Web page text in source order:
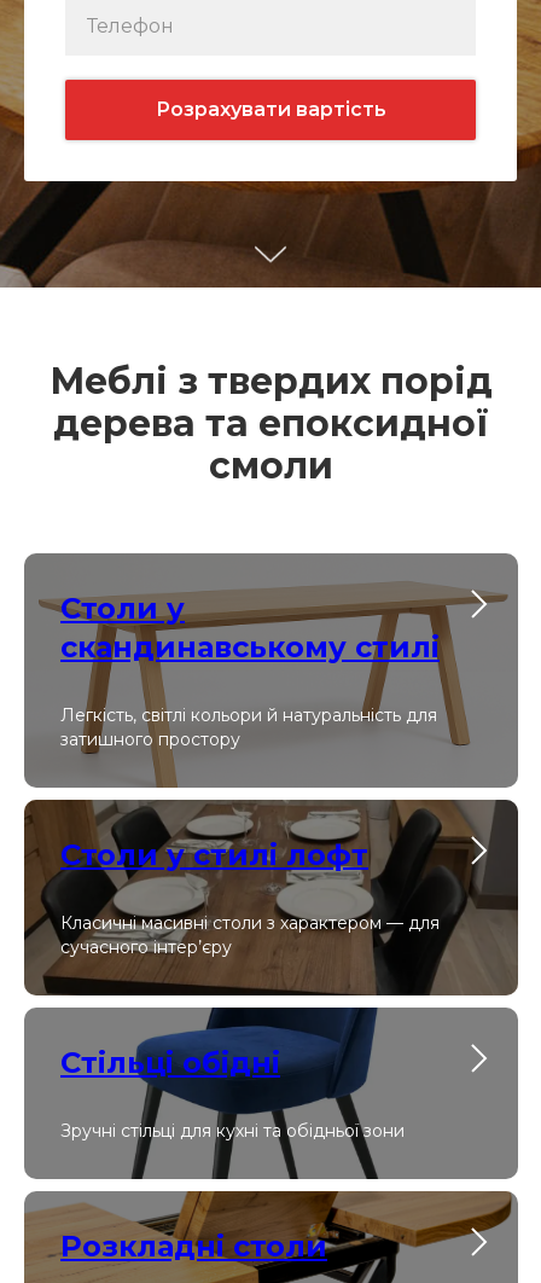
Розрахувати вартість
Меблі з твердих порід
дерева та епоксидної
смоли
Столи у
скандинавському стилі
Легкість, світлі кольори й натуральність для
затишного простору
Столи у стилі лофт
Класичні масивні столи з характером — для
сучасного інтер’єру
Стільці обідні
Зручні стільці для кухні та обідньої зони
Розкладні столи